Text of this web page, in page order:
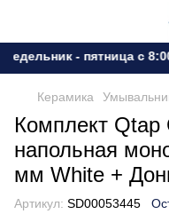
- пятница с 8:00
Керамика
Комплект Qtap
напольная
мм White +
Артикул: SD00053445